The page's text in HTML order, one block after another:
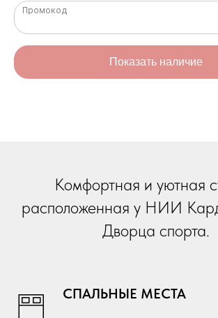
Комфортная и уютная
расположенная у НИИ
Дворца спорта.
СПАЛЬНЫЕ МЕСТА